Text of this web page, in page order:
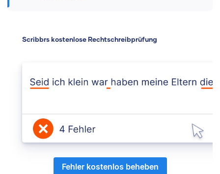
Scribbrs kostenlose Rechtschreibprüfung
Fehler kostenlos beheben